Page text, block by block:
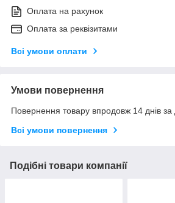
Оплата на рахунок
Оплата за реквізитами
Всі умови оплати
Умови повернення
Повернення товару впродовж 14 днів за
Всі умови повернення
Подібні товари компанії